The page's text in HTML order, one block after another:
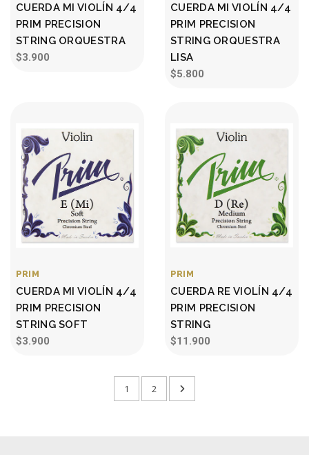
CUERDA MI VIOLÍN 4/4
PRIM PRECISION
STRING ORQUESTRA
$3.900
CUERDA MI VIOLÍN 4/4
PRIM PRECISION
STRING ORQUESTRA
LISA
$5.800
PRIM
CUERDA MI VIOLÍN 4/4
PRIM PRECISION
STRING SOFT
$3.900
PRIM
CUERDA RE VIOLÍN 4/4
PRIM PRECISION
STRING
$11.900
1 2